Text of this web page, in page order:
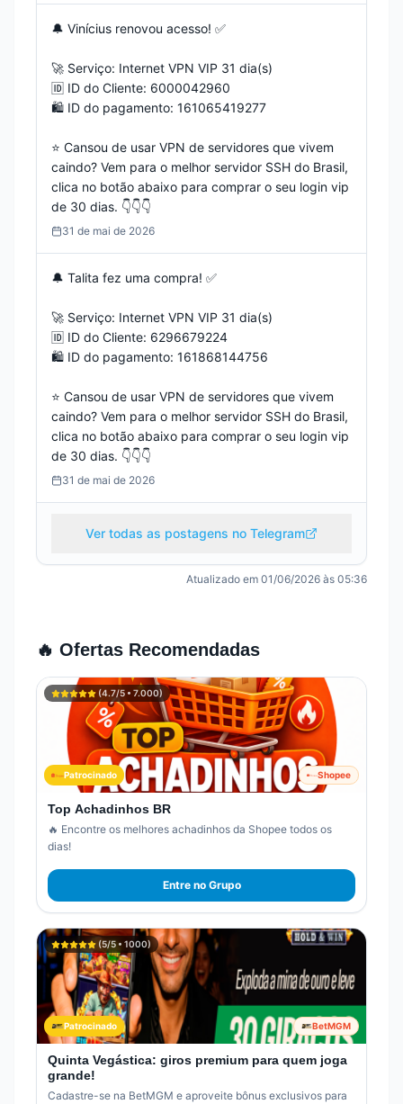
🔔 Vinícius renovou acesso! ✅
🚀 Serviço: Internet VPN VIP 31 dia(s)
🆔 ID do Cliente: 6000042960
🛍️ ID do pagamento: 161065419277
⭐️ Cansou de usar VPN de servidores que vivem
caindo? Vem para o melhor servidor SSH do Brasil,
clica no botão abaixo para comprar o seu login vip
de 30 dias. 👇️👇️👇️
31 de mai de 2026
🔔 Talita fez uma compra! ✅
🚀 Serviço: Internet VPN VIP 31 dia(s)
🆔 ID do Cliente: 6296679224
🛍️ ID do pagamento: 161868144756
⭐️ Cansou de usar VPN de servidores que vivem
caindo? Vem para o melhor servidor SSH do Brasil,
clica no botão abaixo para comprar o seu login vip
de 30 dias. 👇️👇️👇️
31 de mai de 2026
Ver todas as postagens no Telegram
Atualizado em 01/06/2026 às 05:36
🔥 Ofertas Recomendadas
(4.7/5 • 7.000)
Patrocinado Shopee
Top Achadinhos BR
🔥 Encontre os melhores achadinhos da Shopee todos os
dias!
Entre no Grupo
(5/5 • 1000)
Patrocinado BetMGM
Quinta Vegástica: giros premium para quem joga
grande!
Cadastre-se na BetMGM e aproveite bônus exclusivos para